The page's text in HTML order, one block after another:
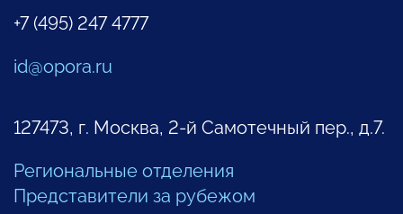
+7 (495) 247 4777
id@opora.ru
127473, г. Москва, 2-й Самотечный пер., д.7.
Региональные отделения
Представители за рубежом